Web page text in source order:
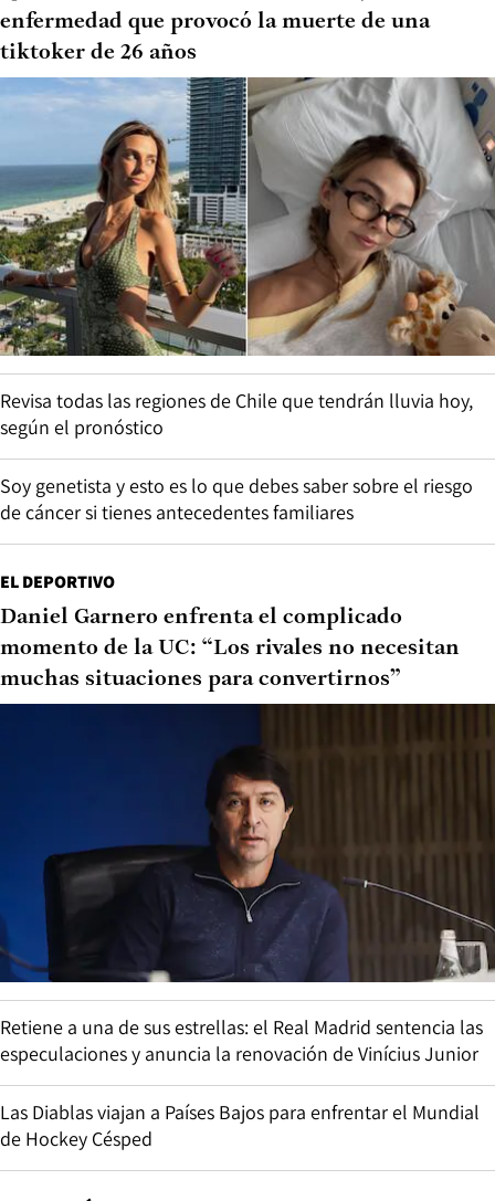
enfermedad que provocó la muerte de una
tiktoker de 26 años
Revisa todas las regiones de Chile que tendrán lluvia hoy,
según el pronóstico
Soy genetista y esto es lo que debes saber sobre el riesgo
de cáncer si tienes antecedentes familiares
EL DEPORTIVO
Daniel Garnero enfrenta el complicado
momento de la UC: “Los rivales no necesitan
muchas situaciones para convertirnos”
Retiene a una de sus estrellas: el Real Madrid sentencia las
especulaciones y anuncia la renovación de Vinícius Junior
Las Diablas viajan a Países Bajos para enfrentar el Mundial
de Hockey Césped